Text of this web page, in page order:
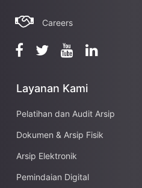
Careers
Layanan Kami
Pelatihan dan Audit Arsip
Dokumen & Arsip Fisik
Arsip Elektronik
Pemindaian Digital